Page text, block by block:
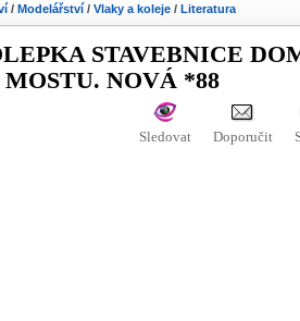
/ Modelářství/ Vlaky a koleje/ Literatura
STAVEBNICE
NOVÁ *88
Sledovat Doporučit